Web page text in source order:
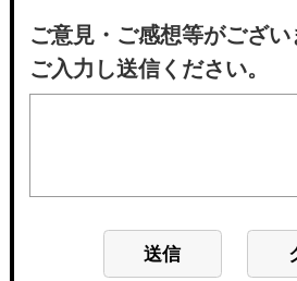
ご意見・ご感想等がござ
ご入力し送信ください。